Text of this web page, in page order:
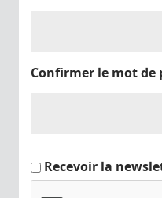
Confirmer le mot de
Recevoir la